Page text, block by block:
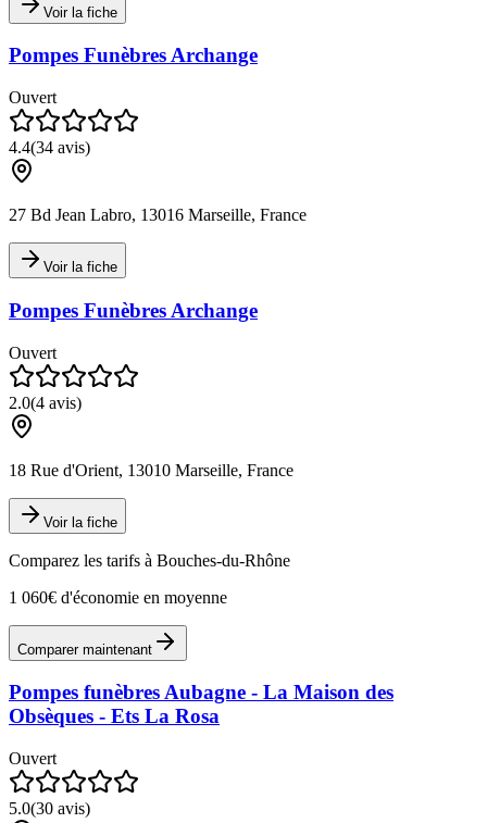
Voir la fiche
Pompes Funèbres Archange
Ouvert
4.4(34 avis)
27 Bd Jean Labro, 13016 Marseille, France
Voir la fiche
Pompes Funèbres Archange
Ouvert
2.0(4 avis)
18 Rue d'Orient, 13010 Marseille, France
Voir la fiche
Comparez les tarifs à Bouches-du-Rhône
1 060€ d'économie en moyenne
Comparer maintenant
Pompes funèbres Aubagne - La Maison des
Obsèques - Ets La Rosa
Ouvert
5.0(30 avis)